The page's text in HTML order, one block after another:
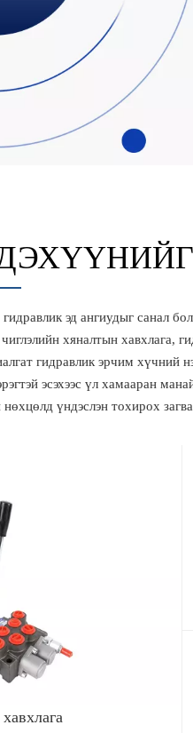
эд ангиудыг санал
хяналтын хавхлага,
гидравлик эрчим хүчний
эсэхээс үл хамааран
үндэслэн тохирох